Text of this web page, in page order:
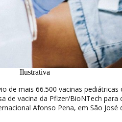
Ilustrativa
de mais 66.500 vacinas pediátricas
de vacina da Pfizer/BioNTech para
Afonso Pena, em São José